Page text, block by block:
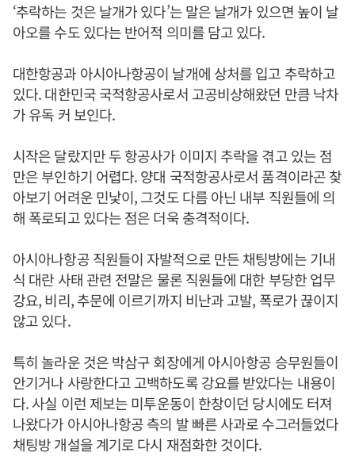
‘추락하는 것은 날개가 있다’는 말은 날개가 있으면 높이 날
아오를 수도 있다는 반어적 의미를 담고 있다.
대한항공과 아시아나항공이 날개에 상처를 입고 추락하고
있다. 대한민국 국적항공사로서 고공비상해왔던 만큼 낙차
가 유독 커 보인다.
시작은 달랐지만 두 항공사가 이미지 추락을 겪고 있는 점
만은 부인하기 어렵다. 양대 국적항공사로서 품격이라곤 찾
아보기 어려운 민낯이, 그것도 다름 아닌 내부 직원들에 의
해 폭로되고 있다는 점은 더욱 충격적이다.
아시아나항공 직원들이 자발적으로 만든 채팅방에는 기내
식 대란 사태 관련 전말은 물론 직원들에 대한 부당한 업무
강요, 비리, 추문에 이르기까지 비난과 고발, 폭로가 끊이지
않고 있다.
특히 놀라운 것은 박삼구 회장에게 아시아항공 승무원들이
안기거나 사랑한다고 고백하도록 강요를 받았다는 내용이
다. 사실 이런 제보는 미투운동이 한창이던 당시에도 터져
나왔다가 아시아나항공 측의 발 빠른 사과로 수그러들었다
채팅방 개설을 계기로 다시 재점화한 것이다.